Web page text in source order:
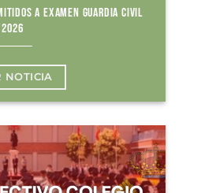
A EXAMEN GUARDIA CIVIL
2026
NOTICIA